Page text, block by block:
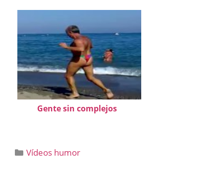
Gente sin complejos
Categorías
Vídeos humor